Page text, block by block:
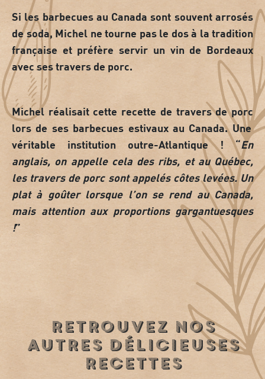
Si les barbecues au Canada sont souvent arrosés
de soda, Michel ne tourne pas le dos à la tradition
française et préfère servir un vin de Bordeaux
avec ses travers de porc.
Michel réalisait cette recette de travers de porc
lors de ses barbecues estivaux au Canada. Une
véritable institution outre-Atlantique ! “En
anglais, on appelle cela des ribs, et au Québec,
les travers de porc sont appelés côtes levées. Un
plat à goûter lorsque l’on se rend au Canada,
mais attention aux proportions gargantuesques
!”
retrouvez nos
autres délicieuses
recettes